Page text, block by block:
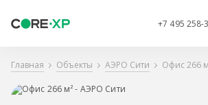
+7 495 258-
Главная Объекты АЭРО Сити Офис 266